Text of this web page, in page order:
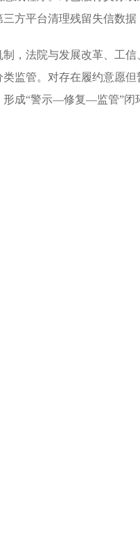
方平台清理残留失信数据
，法院与发展改革、工
监管。对存在履约意愿
成“警示—修复—监管”闭